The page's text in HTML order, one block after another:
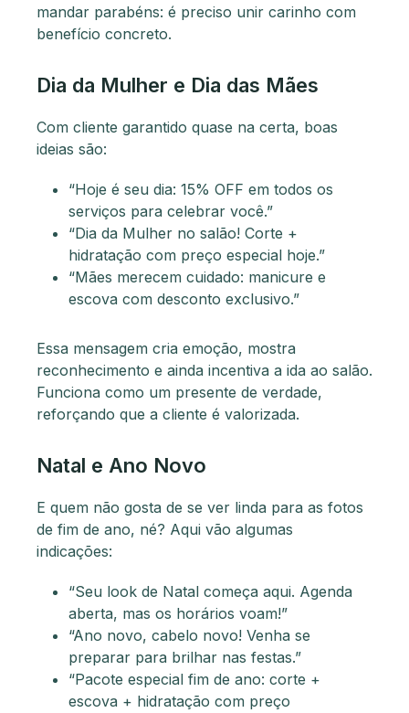
mandar parabéns: é preciso unir carinho com
benefício concreto.
Dia da Mulher e Dia das Mães
Com cliente garantido quase na certa, boas
ideias são:
“Hoje é seu dia: 15% OFF em todos os
serviços para celebrar você.”
“Dia da Mulher no salão! Corte +
hidratação com preço especial hoje.”
“Mães merecem cuidado: manicure e
escova com desconto exclusivo.”
Essa mensagem cria emoção, mostra
reconhecimento e ainda incentiva a ida ao salão.
Funciona como um presente de verdade,
reforçando que a cliente é valorizada.
Natal e Ano Novo
E quem não gosta de se ver linda para as fotos
de fim de ano, né? Aqui vão algumas
indicações:
“Seu look de Natal começa aqui. Agenda
aberta, mas os horários voam!”
“Ano novo, cabelo novo! Venha se
preparar para brilhar nas festas.”
“Pacote especial fim de ano: corte +
escova + hidratação com preço